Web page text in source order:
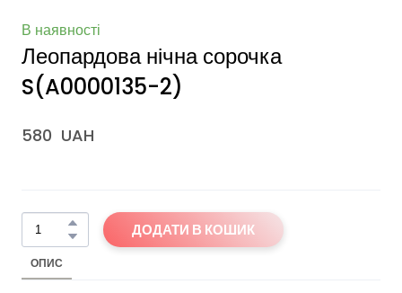
В наявності
Леопардова нічна сорочка
S(A0000135-2)
580  UAH
ДОДАТИ В КОШИК
ОПИС